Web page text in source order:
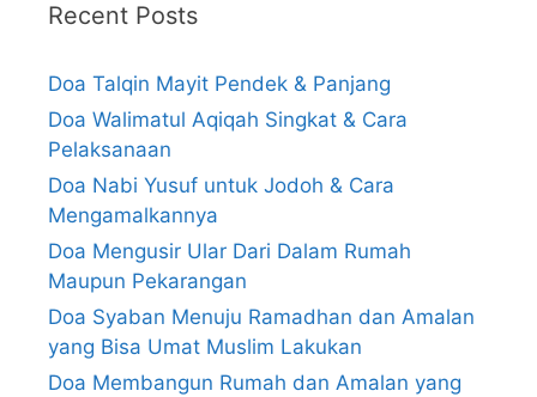
Recent Posts
Doa Talqin Mayit Pendek & Panjang
Doa Walimatul Aqiqah Singkat & Cara
Pelaksanaan
Doa Nabi Yusuf untuk Jodoh & Cara
Mengamalkannya
Doa Mengusir Ular Dari Dalam Rumah
Maupun Pekarangan
Doa Syaban Menuju Ramadhan dan Amalan
yang Bisa Umat Muslim Lakukan
Doa Membangun Rumah dan Amalan yang